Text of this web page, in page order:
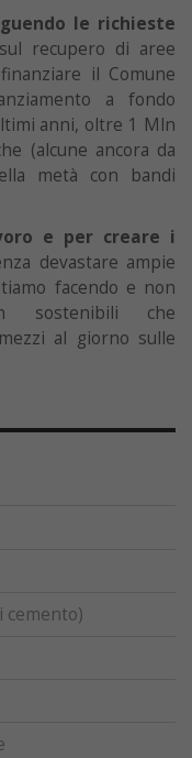
le richieste
recupero di aree
il Comune
a fondo
anni, oltre 1 Mln
(alcune ancora da
metà con bandi
e per creare i
devastare ampie
facendo e non
sostenibili che
al giorno sulle
cemento)